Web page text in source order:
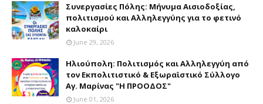
Συνεργασίες Πόλης: Mήνυμα Aισιοδοξίας,
πολιτισμού και Aλληλεγγύης για το φετινό
καλοκαίρι
June 29, 2026
Ηλιούπολη: Πολιτισμός και Aλληλεγγύη από
τον Εκπολιτιστικό & Εξωραϊστικό Σύλλογο
Αγ. Μαρίνας "Η ΠΡΟΟΔΟΣ"
June 01, 2026